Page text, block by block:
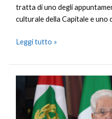
tratta di uno degli
culturale della Capitale e uno
Leggi tutto »
Mattarella
cinema
contribuisce